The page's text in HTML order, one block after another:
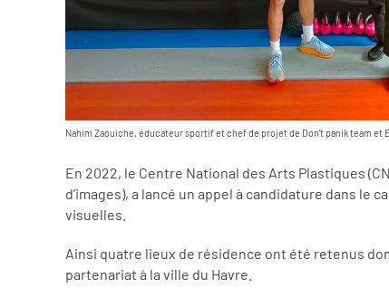
Nahim Zaouiche, éducateur sportif et chef de projet de Don’t panik team et
En 2022, le Centre National des Arts Plastiques
d’images), a lancé un appel à candidature dans le
visuelles.
Ainsi quatre lieux de résidence ont été retenus
partenariat à la ville du Havre.